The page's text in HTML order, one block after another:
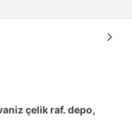
çelik raf. depo,